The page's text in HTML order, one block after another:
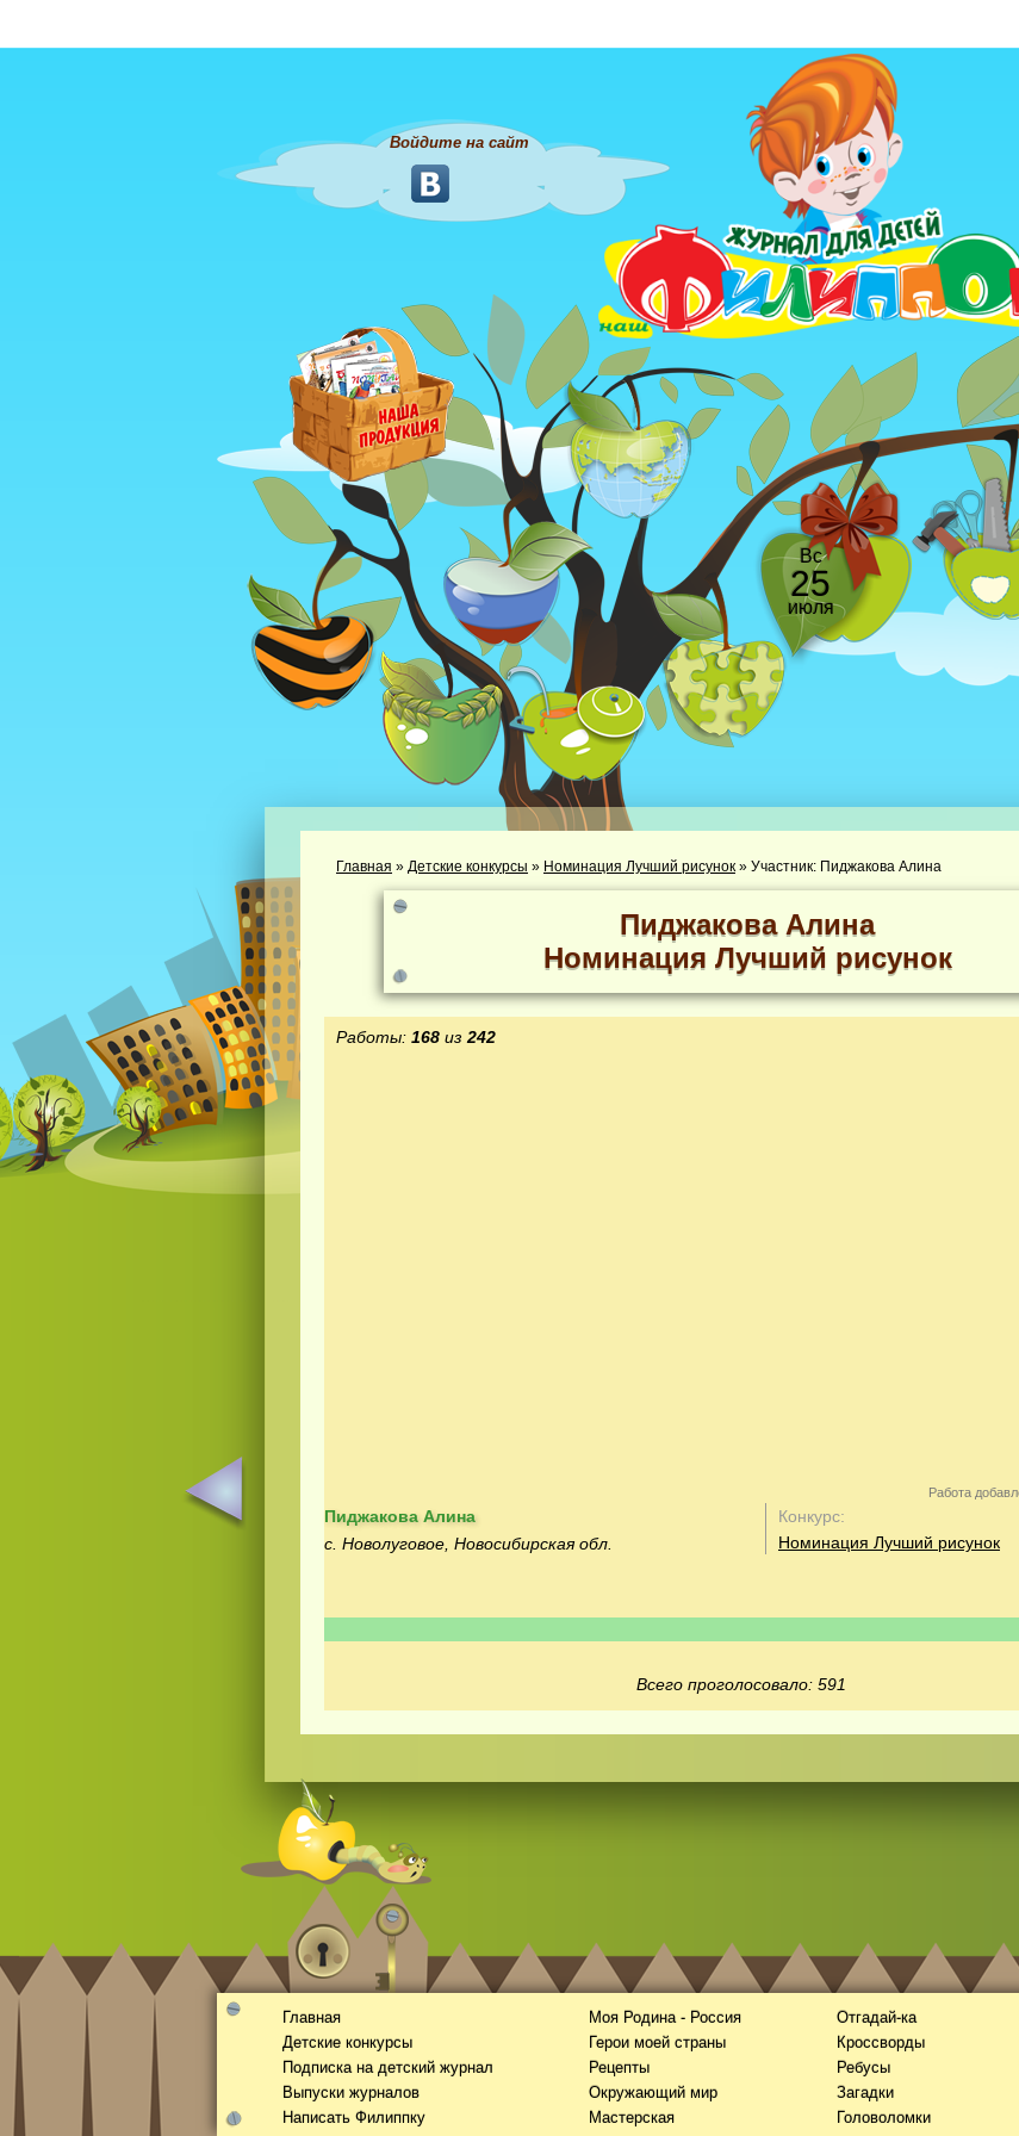
Войдите на сайт
Вс
25
июля
Главная » Детские конкурсы » Номинация Лучший рисунок » Участник: Пиджакова Алина
Пиджакова Алина
Номинация Лучший рисунок
Работы: 168 из 242
Работа
Пиджакова Алина
с. Новолуговое, Новосибирская обл.
Конкурс:
Номинация Лучший рисунок
Всего проголосовало: 591
Главная
Детские конкурсы
Подписка на детский журнал
Выпуски журналов
Написать Филиппку
Моя Родина - Россия
Герои моей страны
Рецепты
Окружающий мир
Мастерская
Отгадай-ка
Кроссворды
Ребусы
Загадки
Головоломки